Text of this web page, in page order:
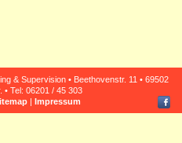
& Supervision • Beethovenstr. 11 • 69502
• Tel: 06201 / 45 303
| Impressum